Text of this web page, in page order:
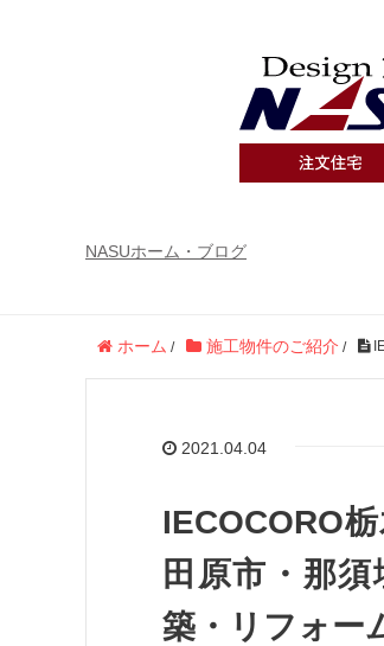
NASUホーム・ブログ
ホーム / 施工物件のご紹介 /
2021.04.04
IECOCORO
田原市・那
築・リフォー